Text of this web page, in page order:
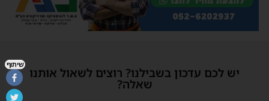
יש לכם עדכון בשבילנו? רוצים לשאול אותנו
שאלה?
שיתוף